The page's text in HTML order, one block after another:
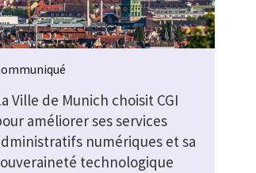
Ville de Munich choisit CGI
améliorer ses services
numériques et sa
technologique